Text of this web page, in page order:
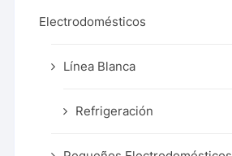
Electrodomésticos
Línea Blanca
Refrigeración